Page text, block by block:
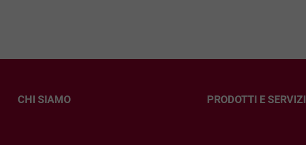
CHI SIAMO PRODOTTI E SERVIZI